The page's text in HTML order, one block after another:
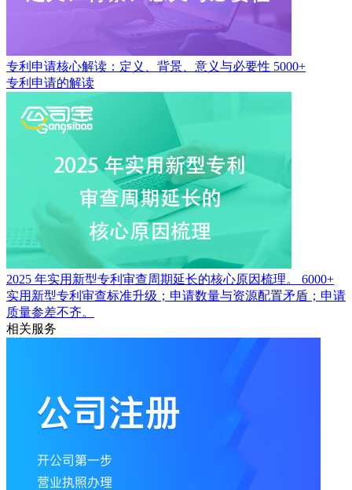
专利申请核心解读：定义、背景、意义与必要性 5000+
专利申请的解读
2025 年实用新型专利审查周期延长的核心原因梳理。
6000+
实用新型专利审查标准升级；申请数量与资源配置矛盾；申请
质量参差不齐。
相关服务